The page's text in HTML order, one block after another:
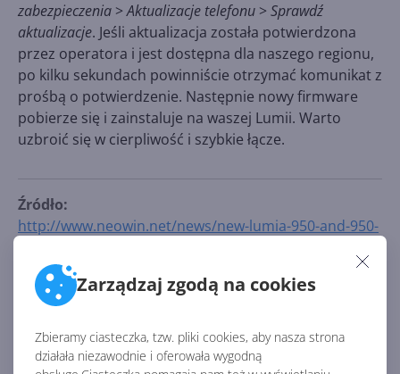
Zarządzaj zgodą na cookies
Zbieramy ciasteczka, tzw. pliki cookies, aby nasza strona
działała niezawodnie i oferowała wygodną
zabezpieczenia >Aktualizacje telefonu > Sprawdź
aktualizacje. Jeśli aktualizacja została potwierdzona
przez operatora i jest dostępna dla naszego regionu,
po kilku sekundach powinniście otrzymać komunikat z
prośbą o potwierdzenie. Następnie nowy firmware
pobierze się i zainstaluje na waszej Lumii. Warto
uzbroić się w cierpliwość i szybkie łącze.
Źródło:
http://www.neowin.net/news/new-lumia-950-and-950-
AKTUALNOŚCI Z KATEGORII POZOSTAŁE
URZĄDZENIA